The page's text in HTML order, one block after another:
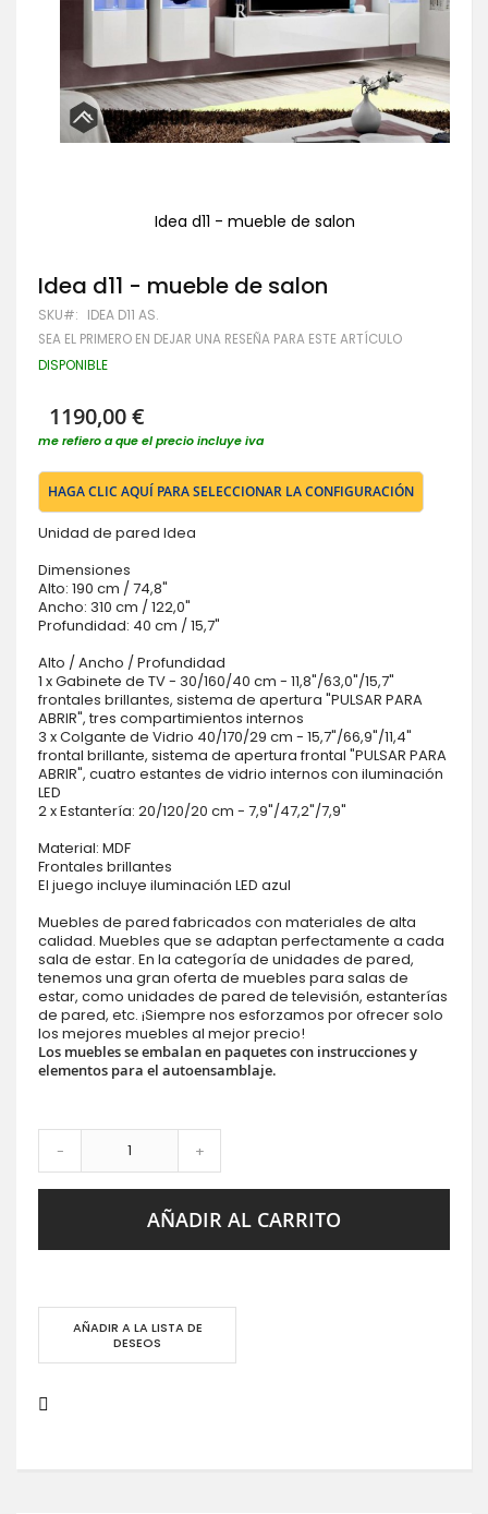
Idea d11 - mueble de salon
comienzo
la
galería
de
imágenes
Idea d11 - mueble de salon
SKU IDEA D11 AS.
SEA EL PRIMERO EN DEJAR UNA RESEÑA PARA ESTE ARTÍCULO
DISPONIBLE
1190,00 €
me refiero a que el precio incluye iva
HAGA CLIC AQUÍ PARA SELECCIONAR LA CONFIGURACIÓN
Unidad de pared Idea
Dimensiones
Alto: 190 cm / 74,8"
Ancho: 310 cm / 122,0"
Profundidad: 40 cm / 15,7"
Alto / Ancho / Profundidad
1 x Gabinete de TV - 30/160/40 cm - 11,8"/63,0"/15,7"
frontales brillantes, sistema de apertura "PULSAR PARA
ABRIR", tres compartimientos internos
3 x Colgante de Vidrio 40/170/29 cm - 15,7"/66,9"/11,4"
frontal brillante, sistema de apertura frontal "PULSAR PARA
ABRIR", cuatro estantes de vidrio internos con iluminación
LED
2 x Estantería: 20/120/20 cm - 7,9"/47,2"/7,9"
Material: MDF
Frontales brillantes
El juego incluye iluminación LED azul
Muebles de pared fabricados con materiales de alta
calidad. Muebles que se adaptan perfectamente a cada
sala de estar. En la categoría de unidades de pared,
tenemos una gran oferta de muebles para salas de
estar, como unidades de pared de televisión, estanterías
de pared, etc. ¡Siempre nos esforzamos por ofrecer solo
los mejores muebles al mejor precio!
Los muebles se embalan en paquetes con instrucciones y
elementos para el autoensamblaje.
- +
AÑADIR AL CARRITO
AÑADIR A LA LISTA DE
DESEOS